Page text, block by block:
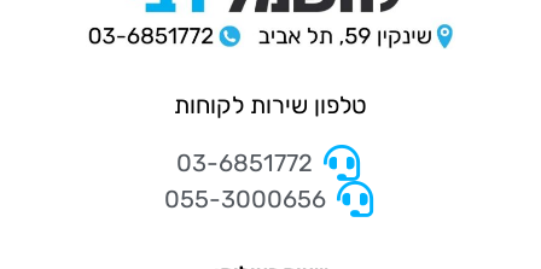
טלפון שירות לקוחות
03-6851772
055-3000656